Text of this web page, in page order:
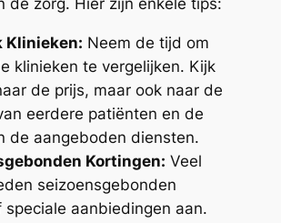
de zorg. Hier zijn enkele tips:
Klinieken: Neem de tijd om
klinieken te vergelijken. Kijk
de prijs, maar ook naar de
eerdere patiënten en de
de aangeboden diensten.
Kortingen: Veel
seizoensgebonden
speciale aanbiedingen aan.